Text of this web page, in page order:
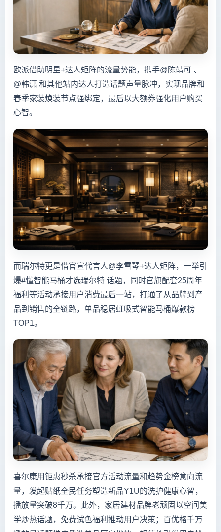
欧派借助明星+达人矩阵的流量势能，携手@陈靖可 、
@韩潇 和其他站内达人打造话题声量脉冲，实现品牌和
春季家装焕装节点强绑定，最后以大额券强化用户购买
心智。
而瑞尔特更是借官宣代言人@李雪琴+达人矩阵，一举引
爆#懂智能马桶才选瑞尔特 话题，同时官旗配套25周年
福利等活动承接用户消费最后一站，打通了从品牌到产
品到销售的全链路，单品稳居虹吸式智能马桶爆款榜
TOP1。
喜尔康用钜惠秒杀承接官方活动流量和趋势金榜意向流
量，发起贴纸全民任务塑造新品Y1U的洗护健康心智，
播放量突破8千万。此外，家居建材品牌老顽固以空间美
学炒热话题，免费试色福利推动用户决策；百优格千万